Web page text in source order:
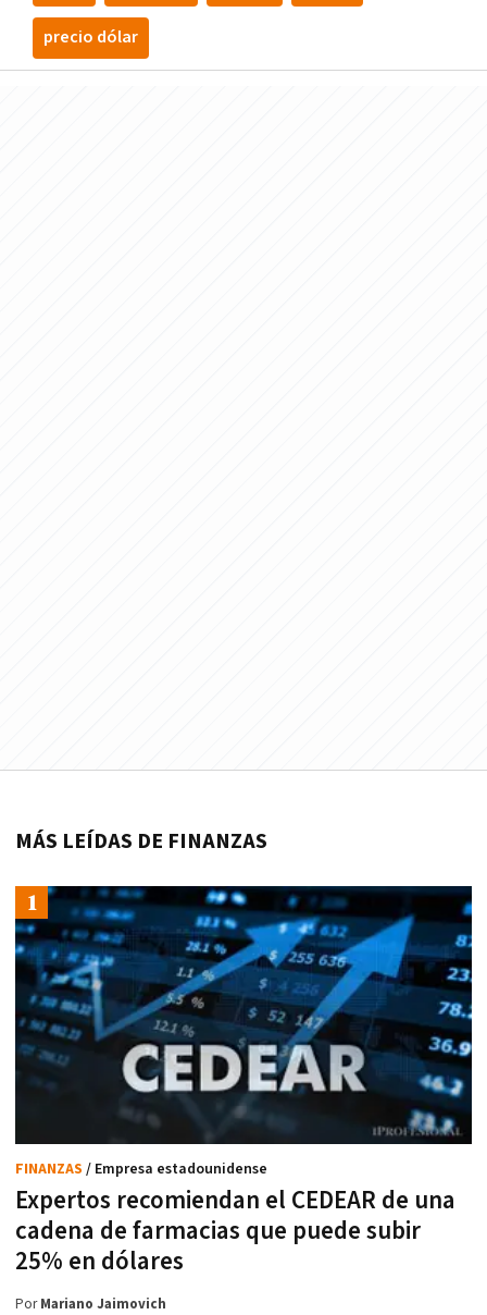
precio dólar
MÁS LEÍDAS DE FINANZAS
Expertos recomiendan el CEDEAR de una
cadena de farmacias que puede subir
25% en dólares
FINANZAS / Empresa estadounidense
PorMariano Jaimovich